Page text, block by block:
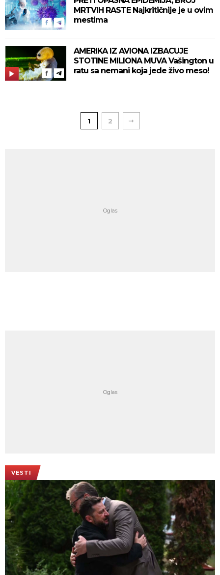
MRTVIH RASTE Najkritičnije je u ovim
mestima
AMERIKA IZ AVIONA IZBACUJE
STOTINE MILIONA MUVA Vašington u
ratu sa nemani koja jede živo meso!
1 2
VESTI